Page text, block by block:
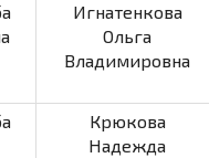
Игнатенкова
Ольга
Владимировна
Крюкова
Надежда